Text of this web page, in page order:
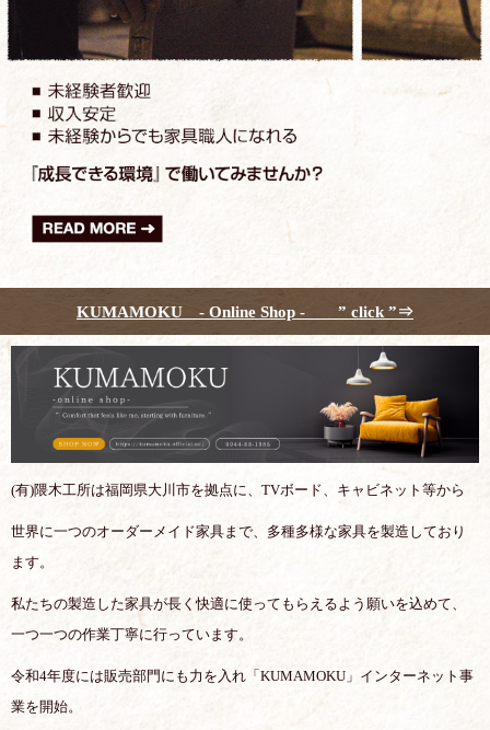
KUMAMOKU - Online Shop - ” click ”⇒
(有)隈木工所は福岡県大川市を拠点に、TVボード、キャビネット等から
世界に一つのオーダーメイド家具まで、多種多様な家具を製造しており
ます。
私たちの製造した家具が長く快適に使ってもらえるよう願いを込めて、
一つ一つの作業丁寧に行っています。
令和4年度には販売部門にも力を入れ「KUMAMOKU」インターネット事
業を開始。